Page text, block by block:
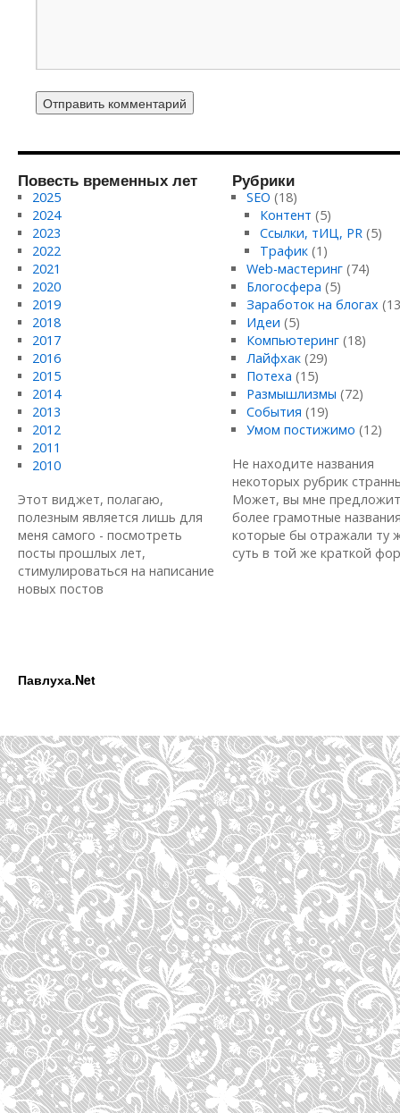
Повесть временных лет
2025
2024
2023
2022
2021
2020
2019
2018
2017
2016
2015
2014
2013
2012
2011
2010
Этот виджет, полагаю,
полезным является лишь для
меня самого - посмотреть
посты прошлых лет,
стимулироваться на написание
новых постов
Рубрики
SEO (18)
Контент (5)
Ссылки, тИЦ, PR (5)
Трафик (1)
Web-мастеринг(74)
Блогосфера (5)
Заработок на блогах
Идеи (5)
Компьютеринг(18)
Лайфхак(29)
Потеха (15)
Размышлизмы (72)
События (19)
Умом постижимо (12)
Не находите названия
некоторых рубрик
Может, вы мне
более грамотные
которые бы отражали ту
суть в той же краткой
Павлуха.Net